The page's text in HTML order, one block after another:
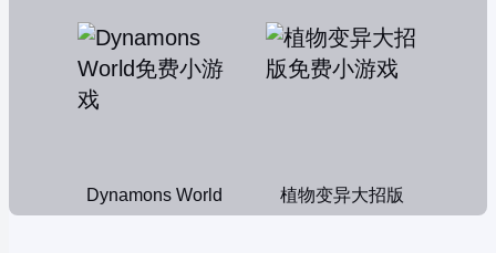
Dynamons World 植物变异大招版